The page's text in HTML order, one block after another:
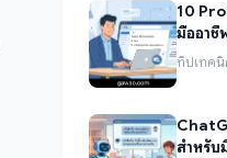
10
มืออาชี
ทิปเทคนิ
สำหรับ